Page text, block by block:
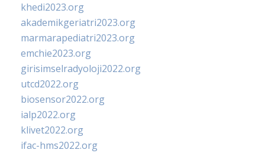
khedi2023.org
akademikgeriatri2023.org
marmarapediatri2023.org
emchie2023.org
girisimselradyoloji2022.org
utcd2022.org
biosensor2022.org
ialp2022.org
klivet2022.org
ifac-hms2022.org